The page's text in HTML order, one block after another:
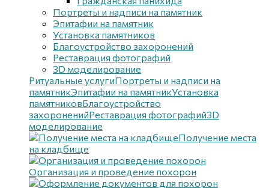
Портреты и надписи на памятник
Эпитафии на памятник
Установка памятников
Благоустройство захоронений
Реставрация фотографий
3D моделирование
Ритуальные услугиПортреты и надписи на
памятникЭпитафии на памятникУстановка
памятниковБлагоустройство
захороненийРеставрация фотографий3D
моделирование
Получение места
на кладбище
Организация и проведение похорон